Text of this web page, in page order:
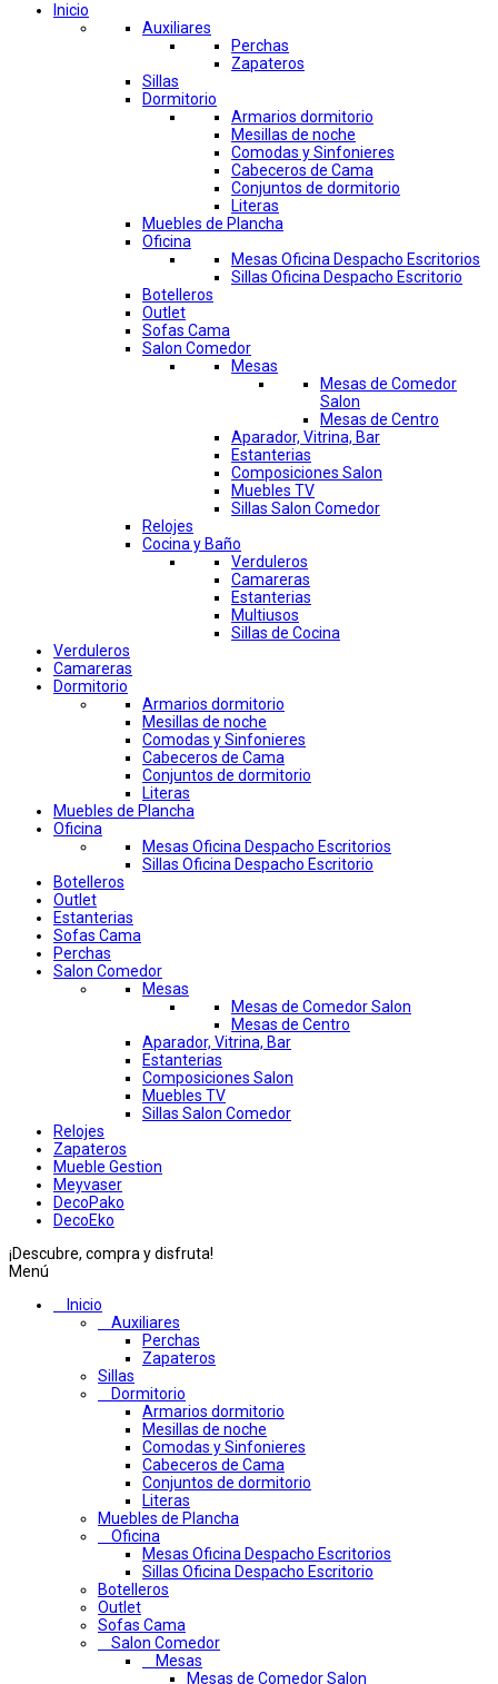
Inicio
Auxiliares
Perchas
Zapateros
Sillas
Dormitorio
Armarios dormitorio
Mesillas de noche
Comodas y Sinfonieres
Cabeceros de Cama
Conjuntos de dormitorio
Literas
Muebles de Plancha
Oficina
Mesas Oficina Despacho Escritorios
Sillas Oficina Despacho Escritorio
Botelleros
Outlet
Sofas Cama
Salon Comedor
Mesas
Mesas de Comedor
Salon
Mesas de Centro
Aparador, Vitrina, Bar
Estanterias
Composiciones Salon
Muebles TV
Sillas Salon Comedor
Relojes
Cocina y Baño
Verduleros
Camareras
Estanterias
Multiusos
Sillas de Cocina
Verduleros
Camareras
Dormitorio
Armarios dormitorio
Mesillas de noche
Comodas y Sinfonieres
Cabeceros de Cama
Conjuntos de dormitorio
Literas
Muebles de Plancha
Oficina
Mesas Oficina Despacho Escritorios
Sillas Oficina Despacho Escritorio
Botelleros
Outlet
Estanterias
Sofas Cama
Perchas
Salon Comedor
Mesas
Mesas de Comedor Salon
Mesas de Centro
Aparador, Vitrina, Bar
Estanterias
Composiciones Salon
Muebles TV
Sillas Salon Comedor
Relojes
Zapateros
Mueble Gestion
Meyvaser
DecoPako
DecoEko
¡Descubre, compra y disfruta!
Menú
Inicio
Auxiliares
Perchas
Zapateros
Sillas
Dormitorio
Armarios dormitorio
Mesillas de noche
Comodas y Sinfonieres
Cabeceros de Cama
Conjuntos de dormitorio
Literas
Muebles de Plancha
Oficina
Mesas Oficina Despacho Escritorios
Sillas Oficina Despacho Escritorio
Botelleros
Outlet
Sofas Cama
Salon Comedor
Mesas
Mesas de Comedor Salon